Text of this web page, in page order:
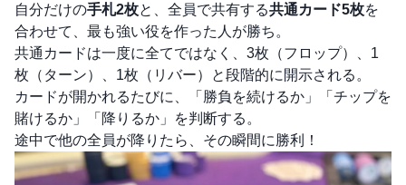
自分だけの手札2枚と、全員で共有する共通カード5枚を
合わせて、最も強い役を作った人が勝ち。
共通カードは一度に全てではなく、3枚（フロップ）、1
枚（ターン）、1枚（リバー）と段階的に開示される。
カードが開かれるたびに、「勝負を続けるか」「チップを
賭けるか」「降りるか」を判断する。
途中で他の全員が降りたら、その瞬間に勝利！